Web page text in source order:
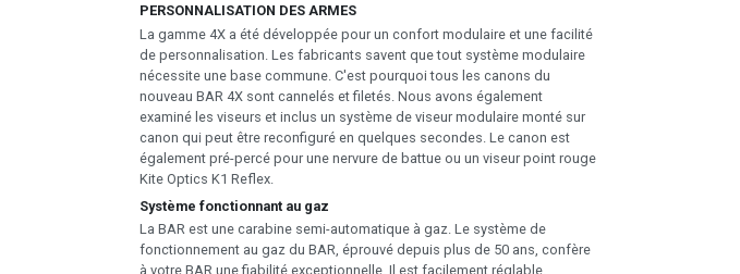
PERSONNALISATION DES ARMES
La gamme 4X a été développée pour un confort modulaire et une facilité
de personnalisation. Les fabricants savent que tout système modulaire
nécessite une base commune. C'est pourquoi tous les canons du
nouveau BAR 4X sont cannelés et filetés. Nous avons également
examiné les viseurs et inclus un système de viseur modulaire monté sur
canon qui peut être reconfiguré en quelques secondes. Le canon est
également pré-percé pour une nervure de battue ou un viseur point rouge
Kite Optics K1 Reflex.
Système fonctionnant au gaz
La BAR est une carabine semi-automatique à gaz. Le système de
fonctionnement au gaz du BAR, éprouvé depuis plus de 50 ans, confère
à votre BAR une fiabilité exceptionnelle. Il est facilement réglable.